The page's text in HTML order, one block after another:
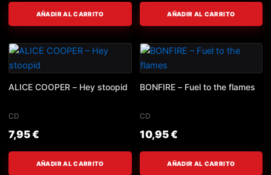
AÑADIR AL CARRITO AÑADIR AL CARRITO
ALICE COOPER – Hey stoopid
CD
7,95€
AÑADIR AL CARRITO
BONFIRE – Fuel to the flames
CD
10,95€
AÑADIR AL CARRITO